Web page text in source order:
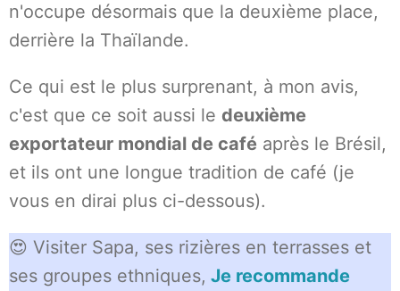
n'occupe désormais que la deuxième place,
derrière la Thaïlande.
Ce qui est le plus surprenant, à mon avis,
c'est que ce soit aussi le deuxième
exportateur mondial de café après le Brésil,
et ils ont une longue tradition de café (je
vous en dirai plus ci-dessous).
😍 Visiter Sapa, ses rizières en terrasses et
ses groupes ethniques, Je recommande